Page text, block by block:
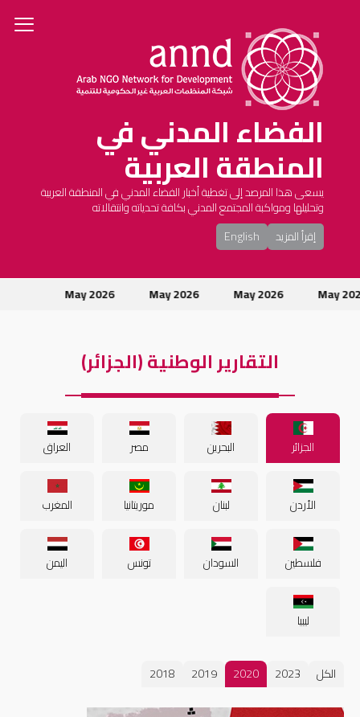
الفضاء المدني في
المنطقة العربية
يسعى هذا المرصد إلى تغطية أخبار الفضاء المدني في المنطقة العربية
وتحليلها ومواكبة المجتمع المدني بكافة تحدياته وانتقالاته
إقرأ المزيد
English
May 2026 May 2026 May 2026 May
التقارير الوطنية (الجزائر)
الجزائر البحرين مصر العراق
الأردن لبنان موريتانيا المغرب
فلسطين السودان تونس اليمن
ليبيا
الكل 2023
2020
2019
2018